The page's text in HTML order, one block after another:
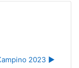
2023 ▶︎